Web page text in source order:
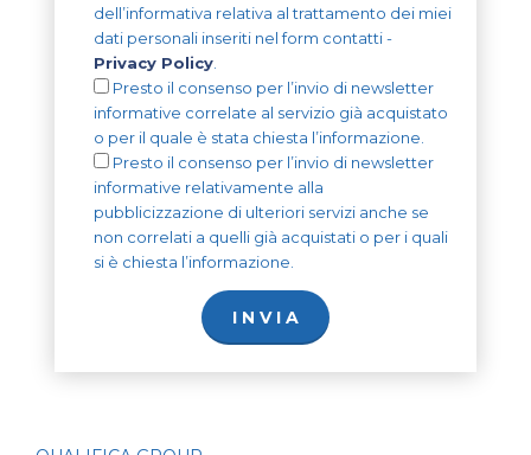
dell’informativa relativa al trattamento dei miei
dati personali inseriti nel form contatti -
Privacy Policy.
Presto il consenso per l’invio di newsletter
informative correlate al servizio già acquistato
o per il quale è stata chiesta l’informazione.
Presto il consenso per l’invio di newsletter
informative relativamente alla
pubblicizzazione di ulteriori servizi anche se
non correlati a quelli già acquistati o per i quali
si è chiesta l’informazione.